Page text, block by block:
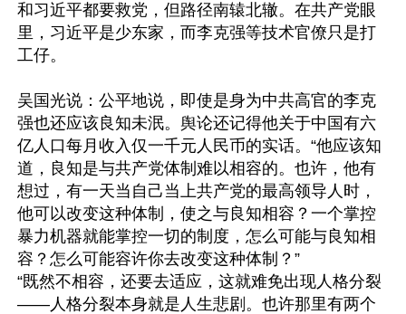
和习近平都要救党，但路径南辕北辙。在共产党眼
里，习近平是少东家，而李克强等技术官僚只是打
工仔。
吴国光说：公平地说，即使是身为中共高官的李克
强也还应该良知未泯。舆论还记得他关于中国有六
亿人口每月收入仅一千元人民币的实话。“他应该知
道，良知是与共产党体制难以相容的。也许，他有
想过，有一天当自己当上共产党的最高领导人时，
他可以改变这种体制，使之与良知相容？一个掌控
暴力机器就能掌控一切的制度，怎么可能与良知相
容？怎么可能容许你去改变这种体制？”
“既然不相容，还要去适应，这就难免出现人格分裂
——人格分裂本身就是人生悲剧。也许那里有两个